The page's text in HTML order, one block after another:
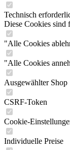
Technisch
Diese Cookies sind
"Alle Cookies
"Alle Cookies
Ausgewählter Shop
CSRF-Token
Cookie-
Individuelle Preise